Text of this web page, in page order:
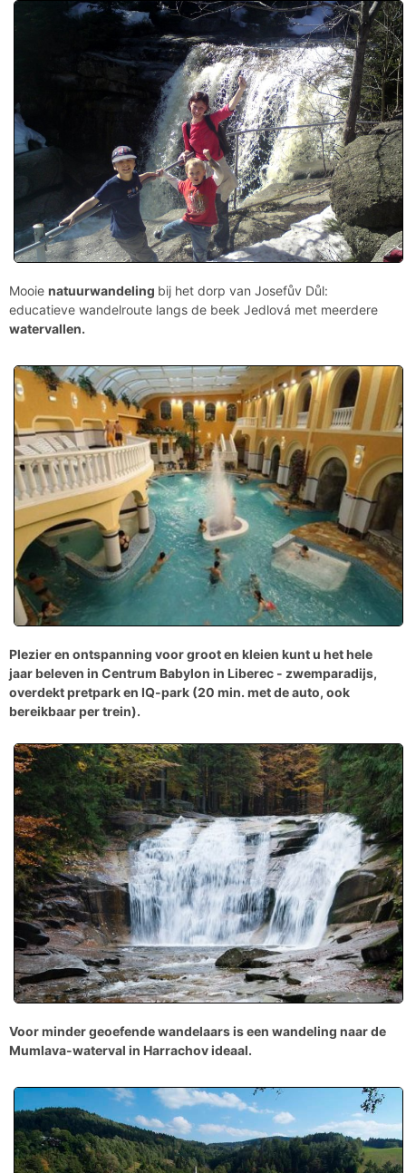
Mooie natuurwandeling bij het dorp van Josefův Důl:
educatieve wandelroute langs de beek Jedlová met meerdere
watervallen.
Plezier en ontspanning voor groot en kleien kunt u het hele
jaar beleven in Centrum Babylon in Liberec - zwemparadijs,
overdekt pretpark en IQ-park (20 min. met de auto, ook
bereikbaar per trein).
Voor minder geoefende wandelaars is een wandeling naar de
Mumlava-waterval in Harrachovideaal.